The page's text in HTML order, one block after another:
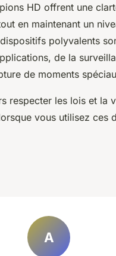
HD offrent une
en maintenant un
polyvalents
de la
de moments
respecter les lois et la
vous utilisez ces
A